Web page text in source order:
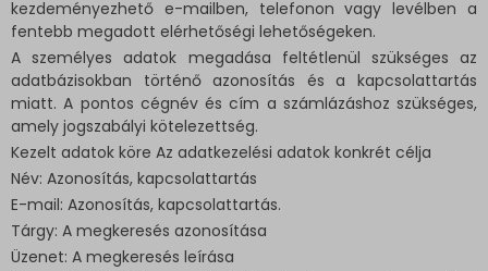
kezdeményezhető e-mailben, telefonon vagy levélben a
fentebb megadott elérhetőségi lehetőségeken.
A személyes adatok megadása feltétlenül szükséges az
adatbázisokban történő azonosítás és a kapcsolattartás
miatt. A pontos cégnév és cím a számlázáshoz szükséges,
amely jogszabályi kötelezettség.
Kezelt adatok köre Az adatkezelési adatok konkrét célja
Név: Azonosítás, kapcsolattartás
E-mail: Azonosítás, kapcsolattartás.
Tárgy: A megkeresés azonosítása
Üzenet: A megkeresés leírása